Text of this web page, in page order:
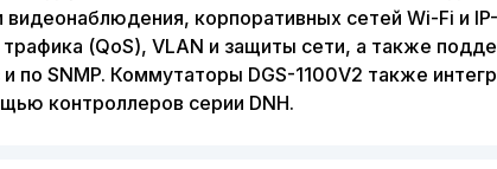
корпоративных сетей Wi-Fi и
(QoS), VLAN и защиты сети, а также
SNMP. Коммутаторы DGS-1100V2 также
контроллеров серии DNH.